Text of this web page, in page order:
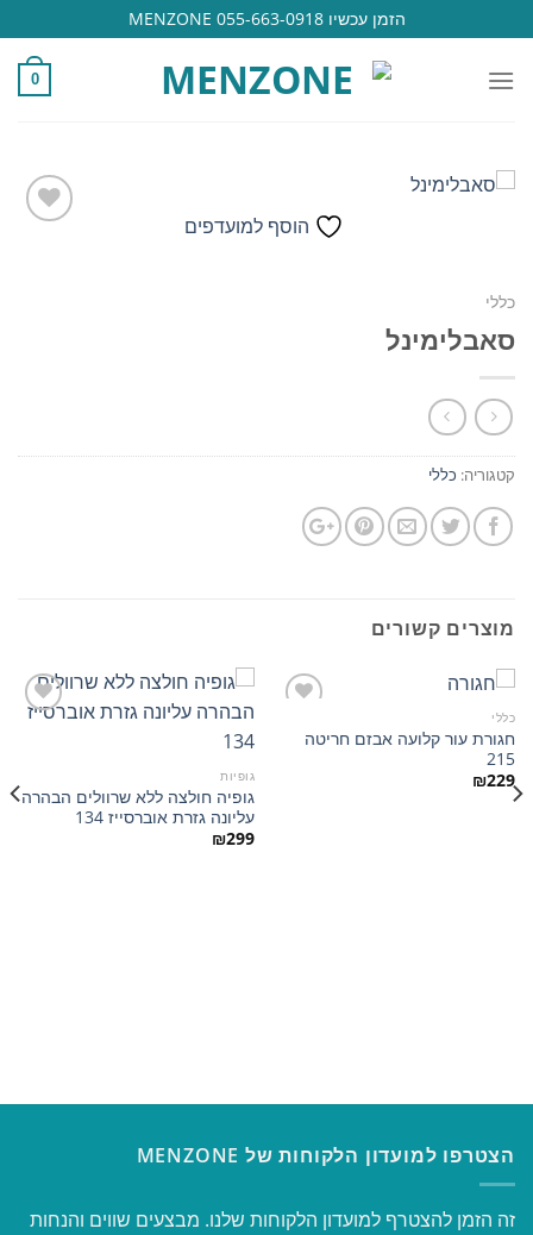
to
content
הזמן עכשיו 055-663-0918 MENZONE
0
הוסף למועדפים
כללי
סאבלימינל
קטגוריה: כללי
מוצרים קשורים
כללי
חגורת עור קלועה אבזם חריטה
215
₪229
למועדפים
גופיות
גופיה חולצה ללא שרוולים הבהרה
עליונה גזרת אוברסייז 134
₪299
הצטרפו למועדון הלקוחות של MENZONE
זה הזמן להצטרף למועדון הלקוחות שלנו. מבצעים שווים והנחות